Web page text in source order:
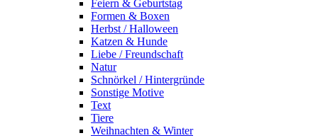
Feiern & Geburtstag
Formen & Boxen
Herbst / Halloween
Katzen & Hunde
Liebe / Freundschaft
Natur
Schnörkel / Hintergründe
Sonstige Motive
Text
Tiere
Weihnachten & Winter